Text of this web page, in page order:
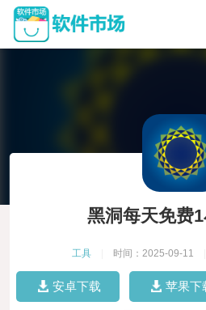
黑洞每天免费
工具 时间：2025-09-11
安卓下载 苹果下